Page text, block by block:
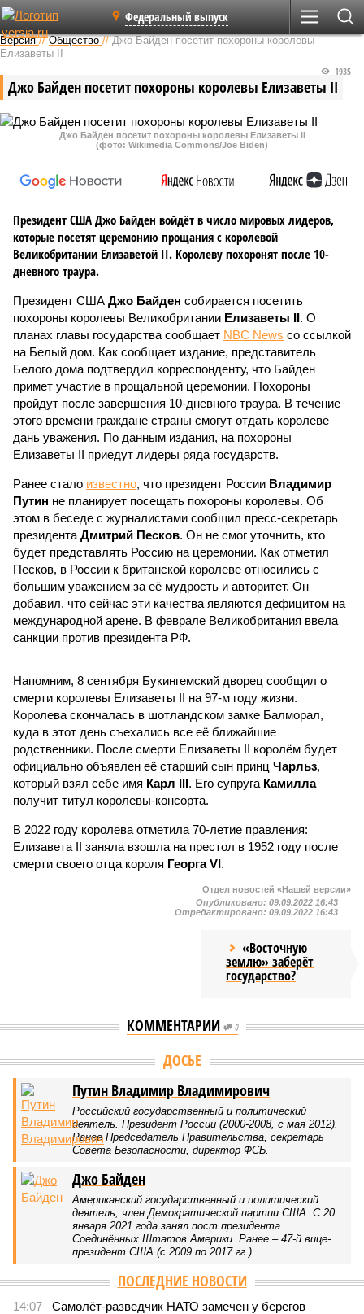
Федеральный выпуск
Версия //Общество //Джо Байден посетит похороны королевы
Елизаветы II
Джо Байден посетит похороны королевы Елизаветы II
1935
Джо Байден посетит похороны королевы Елизаветы II
(фото: Wikimedia Commons/Joe Biden)
Президент США Джо Байден войдёт в число мировых лидеров,
которые посетят церемонию прощания с королевой
Великобритании Елизаветой II. Королеву похоронят после 10-
дневного траура.
Президент США Джо Байден собирается посетить
похороны королевы Великобритании Елизаветы II. О
планах главы государства сообщает NBC News со ссылкой
на Белый дом. Как сообщает издание, представитель
Белого дома подтвердил корреспонденту, что Байден
примет участие в прощальной церемонии. Похороны
пройдут после завершения 10-дневного траура. В течение
этого времени граждане страны смогут отдать королеве
дань уважения. По данным издания, на похороны
Елизаветы II приедут лидеры ряда государств.
Ранее стало известно, что президент России Владимир
Путин не планирует посещать похороны королевы. Об
этом в беседе с журналистами сообщил пресс-секретарь
президента Дмитрий Песков. Он не смог уточнить, кто
будет представлять Россию на церемонии. Как отметил
Песков, в России к британской королеве относились с
большим уважением за её мудрость и авторитет. Он
добавил, что сейчас эти качества являются дефицитом на
международной арене. В феврале Великобритания ввела
санкции против президента РФ.
Напомним, 8 сентября Букингемский дворец сообщил о
смерти королевы Елизаветы II на 97-м году жизни.
Королева скончалась в шотландском замке Балморал,
куда в этот день съехались все её ближайшие
родственники. После смерти Елизаветы II королём будет
официально объявлен её старший сын принц Чарльз,
который взял себе имя Карл III. Его супруга Камилла
получит титул королевы-консорта.
В 2022 году королева отметила 70-летие правления:
Елизавета II заняла взошла на престол в 1952 году после
смерти своего отца короля Георга VI.
Отдел новостей «Нашей версии»
Опубликовано: 09.09.2022 16:43
Отредактировано: 09.09.2022 16:43
«Восточную
землю» заберёт
государство?
КОММЕНТАРИИ 0
ДОСЬЕ
Путин Владимир Владимирович
Российский государственный и политический
деятель. Президент России (2000-2008, с мая 2012).
Ранее Председатель Правительства, секретарь
Совета Безопасности, директор ФСБ.
Джо Байден
Американский государственный и политический
деятель, член Демократической партии США. С 20
января 2021 года занял пост президента
Соединённых Штатов Америки. Ранее – 47-й вице-
президент США (с 2009 по 2017 гг.).
ПОСЛЕДНИЕ НОВОСТИ
14:07
Самолёт-разведчик НАТО замечен у берегов